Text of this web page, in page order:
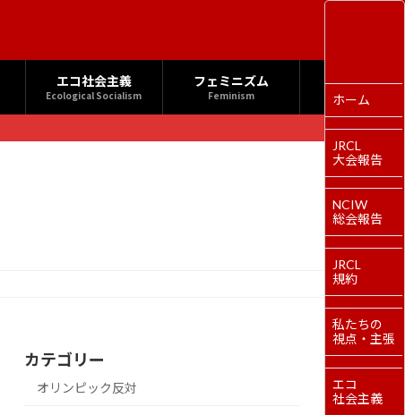
エコ社会主義
Ecological Socialism
フェミニズム
Feminism
カテゴリー
オリンピック反対
ホーム
JRCL
大会報告
NCIW
総会報告
JRCL
規約
私たちの
視点・主張
エコ
社会主義